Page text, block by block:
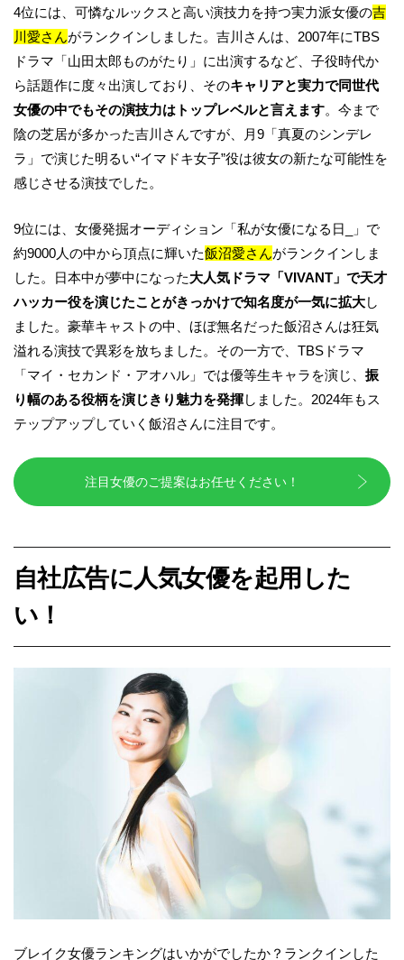
4位には、可憐なルックスと高い演技力を持つ実力派女優の吉
川愛さんがランクインしました。吉川さんは、2007年にTBS
ドラマ「山田太郎ものがたり」に出演するなど、子役時代か
ら話題作に度々出演しており、そのキャリアと実力で同世代
女優の中でもその演技力はトップレベルと言えます。今まで
陰の芝居が多かった吉川さんですが、月9「真夏のシンデレ
ラ」で演じた明るい“イマドキ女子”役は彼女の新たな可能性を
感じさせる演技でした。
9位には、女優発掘オーディション「私が女優になる日_」で
約9000人の中から頂点に輝いた飯沼愛さんがランクインしま
した。日本中が夢中になった大人気ドラマ「VIVANT」で天才
ハッカー役を演じたことがきっかけで知名度が一気に拡大し
ました。豪華キャストの中、ほぼ無名だった飯沼さんは狂気
溢れる演技で異彩を放ちました。その一方で、TBSドラマ
「マイ・セカンド・アオハル」では優等生キャラを演じ、 振
り幅のある役柄を演じきり魅力を発揮しました。2024年もス
テップアップしていく飯沼さんに注目です。
注目女優のご提案はお任せください！
自社広告に人気女優を起用した
い！
ブレイク女優ランキングはいかがでしたか？ランクインした